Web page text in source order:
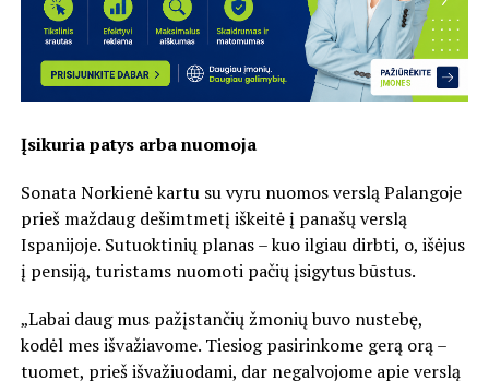
Įsikuria patys arba nuomoja
Sonata Norkienė kartu su vyru nuomos verslą Palangoje
prieš maždaug dešimtmetį iškeitė į panašų verslą
Ispanijoje. Sutuoktinių planas – kuo ilgiau dirbti, o, išėjus
į pensiją, turistams nuomoti pačių įsigytus būstus.
„Labai daug mus pažįstančių žmonių buvo nustebę,
kodėl mes išvažiavome. Tiesiog pasirinkome gerą orą –
tuomet, prieš išvažiuodami, dar negalvojome apie verslą